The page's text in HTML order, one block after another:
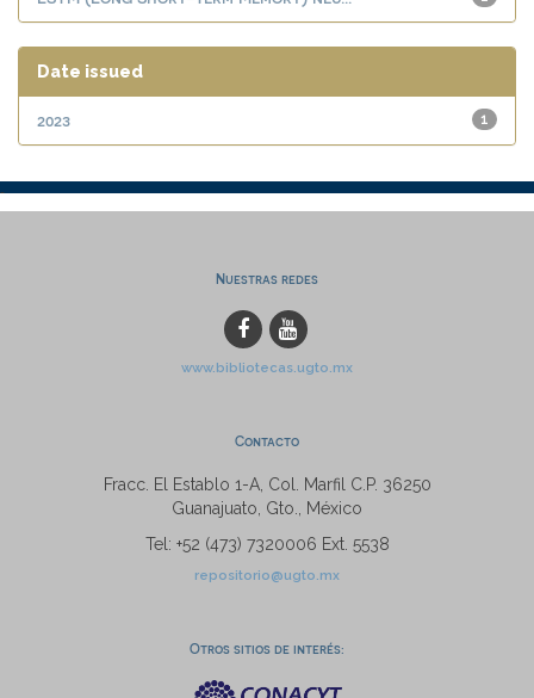
Date issued
1
2023
Nuestras redes
www.bibliotecas.ugto.mx
Contacto
Fracc. El Establo 1-A, Col. Marfil C.P. 36250
Guanajuato, Gto., México
Tel: +52 (473) 7320006 Ext. 5538
repositorio@ugto.mx
Otros sitios de interés: